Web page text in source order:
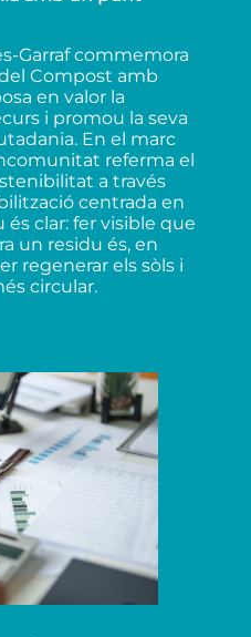
Garraf commemora
Compost amb
en valor la
i promou la seva
En el marc
referma el
a través
centrada en
clar: fer visible que
un residu és, en
regenerar els sòls i
circular.